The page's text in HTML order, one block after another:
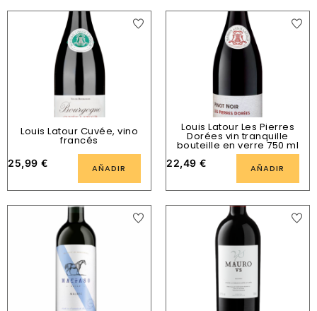
Louis Latour Cuvée, vino
francés
25,99 € AÑADIR
Louis Latour Les Pierres
Dorées vin tranquille
bouteille en verre 750 ml
22,49 € AÑADIR